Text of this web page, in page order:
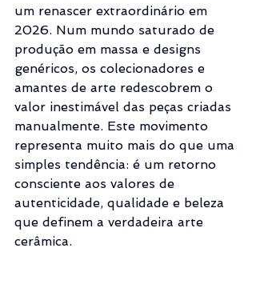
um renascer extraordinário em
2026. Num mundo saturado de
produção em massa e designs
genéricos, os colecionadores e
amantes de arte redescobrem o
valor inestimável das peças criadas
manualmente. Este movimento
representa muito mais do que uma
simples tendência: é um retorno
consciente aos valores de
autenticidade, qualidade e beleza
que definem a verdadeira arte
cerâmica.